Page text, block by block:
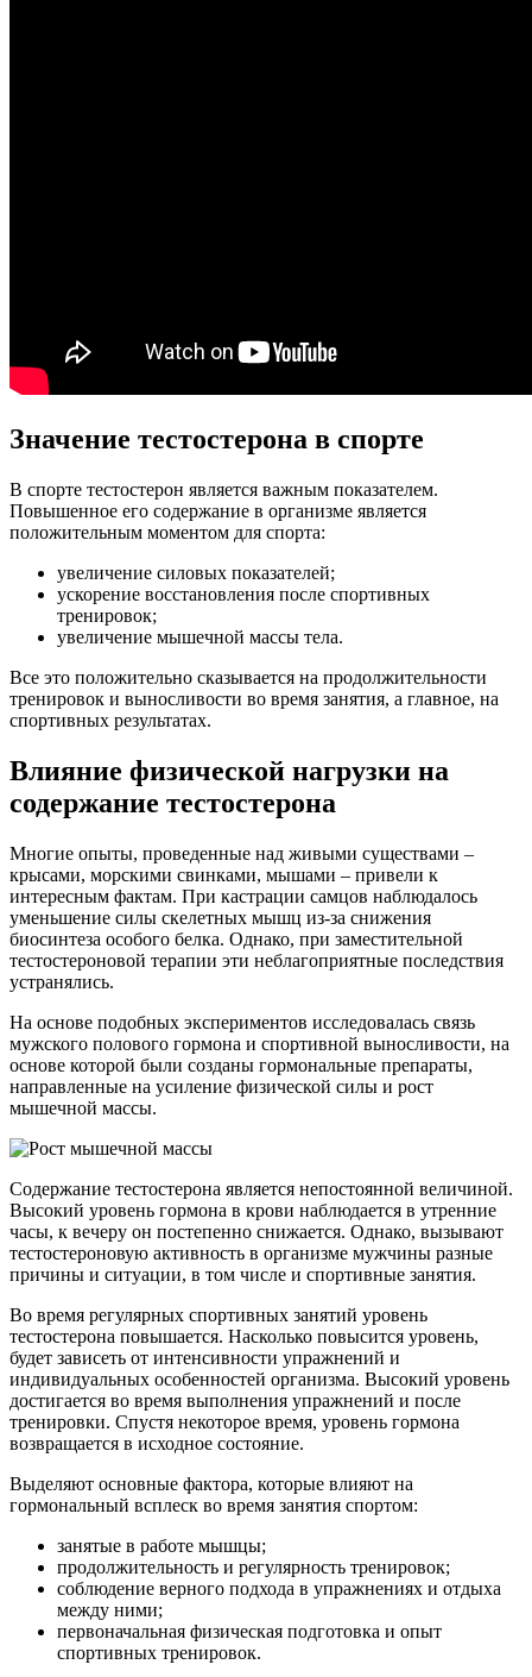
Значение тестостерона в спорте
В спорте тестостерон является важным показателем.
Повышенное его содержание в организме является
положительным моментом для спорта:
увеличение силовых показателей;
ускорение восстановления после спортивных
тренировок;
увеличение мышечной массы тела.
Все это положительно сказывается на продолжительности
тренировок и выносливости во время занятия, а главное, на
спортивных результатах.
Влияние физической нагрузки на
содержание тестостерона
Многие опыты, проведенные над живыми существами –
крысами, морскими свинками, мышами – привели к
интересным фактам. При кастрации самцов наблюдалось
уменьшение силы скелетных мышц из-за снижения
биосинтеза особого белка. Однако, при заместительной
тестостероновой терапии эти неблагоприятные последствия
устранялись.
На основе подобных экспериментов исследовалась связь
мужского полового гормона и спортивной выносливости, на
основе которой были созданы гормональные препараты,
направленные на усиление физической силы и рост
мышечной массы.
Содержание тестостерона является непостоянной величиной.
Высокий уровень гормона в крови наблюдается в утренние
часы, к вечеру он постепенно снижается. Однако, вызывают
тестостероновую активность в организме мужчины разные
причины и ситуации, в том числе и спортивные занятия.
Во время регулярных спортивных занятий уровень
тестостерона повышается. Насколько повысится уровень,
будет зависеть от интенсивности упражнений и
индивидуальных особенностей организма. Высокий уровень
достигается во время выполнения упражнений и после
тренировки. Спустя некоторое время, уровень гормона
возвращается в исходное состояние.
Выделяют основные фактора, которые влияют на
гормональный всплеск во время занятия спортом:
занятые в работе мышцы;
продолжительность и регулярность тренировок;
соблюдение верного подхода в упражнениях и отдыха
между ними;
первоначальная физическая подготовка и опыт
спортивных тренировок.